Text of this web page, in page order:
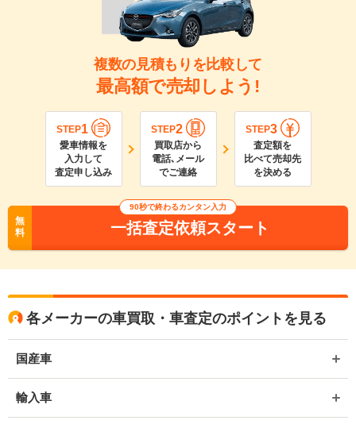
複数の見積もりを比較して
最高額で売却しよう!
STEP1
愛車情報を
入力して
査定申し込み
STEP2
買取店から
電話､メール
でご連絡
STEP3
査定額を
比べて売却先
を決める
無
料
90秒で終わるカンタン入力
一括査定依頼スタート
各メーカーの車買取・車査定のポイントを見る
国産車
輸入車